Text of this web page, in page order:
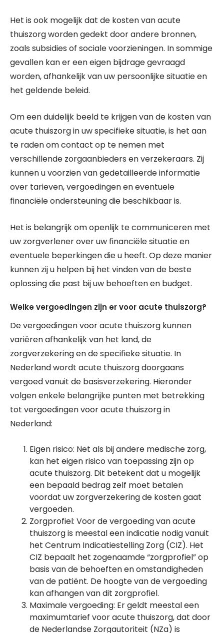
Het is ook mogelijk dat de kosten van acute
thuiszorg worden gedekt door andere bronnen,
zoals subsidies of sociale voorzieningen. In sommige
gevallen kan er een eigen bijdrage gevraagd
worden, afhankelijk van uw persoonlijke situatie en
het geldende beleid.
Om een duidelijk beeld te krijgen van de kosten van
acute thuiszorg in uw specifieke situatie, is het aan
te raden om contact op te nemen met
verschillende zorgaanbieders en verzekeraars. Zij
kunnen u voorzien van gedetailleerde informatie
over tarieven, vergoedingen en eventuele
financiële ondersteuning die beschikbaar is.
Het is belangrijk om openlijk te communiceren met
uw zorgverlener over uw financiële situatie en
eventuele beperkingen die u heeft. Op deze manier
kunnen zij u helpen bij het vinden van de beste
oplossing die past bij uw behoeften en budget.
Welke vergoedingen zijn er voor acute thuiszorg?
De vergoedingen voor acute thuiszorg kunnen
variëren afhankelijk van het land, de
zorgverzekering en de specifieke situatie. In
Nederland wordt acute thuiszorg doorgaans
vergoed vanuit de basisverzekering. Hieronder
volgen enkele belangrijke punten met betrekking
tot vergoedingen voor acute thuiszorg in
Nederland:
Eigen risico: Net als bij andere medische zorg,
kan het eigen risico van toepassing zijn op
acute thuiszorg. Dit betekent dat u mogelijk
een bepaald bedrag zelf moet betalen
voordat uw zorgverzekering de kosten gaat
vergoeden.
Zorgprofiel: Voor de vergoeding van acute
thuiszorg is meestal een indicatie nodig vanuit
het Centrum Indicatiestelling Zorg (CIZ). Het
CIZ bepaalt het zogenaamde “zorgprofiel” op
basis van de behoeften en omstandigheden
van de patiënt. De hoogte van de vergoeding
kan afhangen van dit zorgprofiel.
Maximale vergoeding: Er geldt meestal een
maximumtarief voor acute thuiszorg, dat door
de Nederlandse Zorgautoriteit (NZa) is